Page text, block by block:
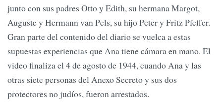
junto con sus padres Otto y Edith, su hermana Margot,
Auguste y Hermann van Pels, su hijo Peter y Fritz Pfeffer.
Gran parte del contenido del diario se vuelca a estas
supuestas experiencias que Ana tiene cámara en mano. El
video finaliza el 4 de agosto de 1944, cuando Ana y las
otras siete personas del Anexo Secreto y sus dos
protectores no judíos, fueron arrestados.